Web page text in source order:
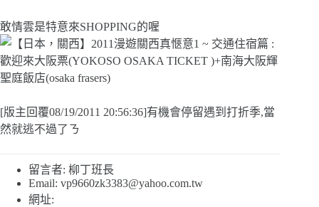
敢情雲是特意來SHOPPING的喔
[版主回覆08/19/2011 20:56:36]有機會停留遇到打折季,當
然就逃不過了ㄋ
留言者: 柳丁班長
Email: vp9660zk3383@yahoo.com.tw
網址: